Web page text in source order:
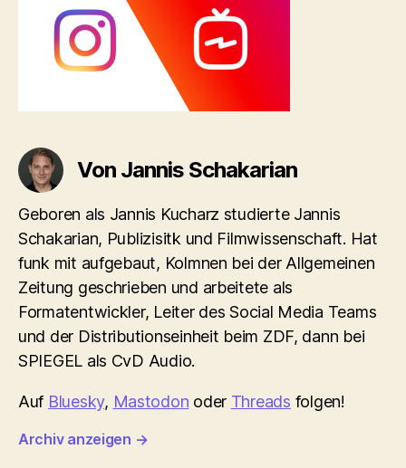
Von Jannis Schakarian
Geboren als Jannis Kucharz studierte Jannis
Schakarian, Publizisitk und Filmwissenschaft. Hat
funk mit aufgebaut, Kolmnen bei der Allgemeinen
Zeitung geschrieben und arbeitete als
Formatentwickler, Leiter des Social Media Teams
und der Distributionseinheit beim ZDF, dann bei
SPIEGEL als CvD Audio.
Auf Bluesky, Mastodon oder Threads folgen!
Archiv anzeigen →